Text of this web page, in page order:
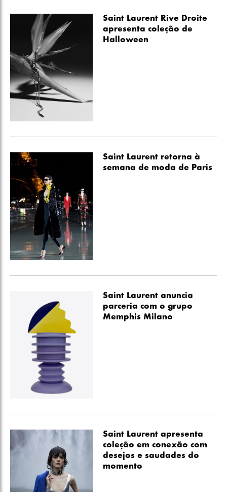
Saint Laurent Rive Droite
apresenta coleção de
Halloween
Saint Laurent retorna à
semana de moda de Paris
Saint Laurent anuncia
parceria com o grupo
Memphis Milano
Saint Laurent apresenta
coleção em conexão com
desejos e saudades do
momento